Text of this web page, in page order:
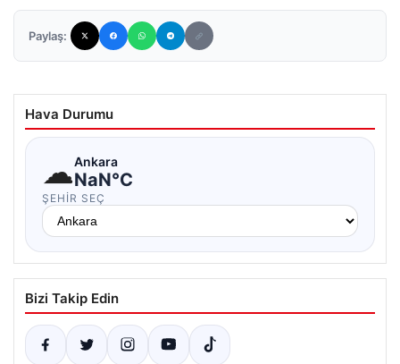
Paylaş:
Hava Durumu
☁Ankara
NaN°C
ŞEHIR SEÇ
Bizi Takip Edin